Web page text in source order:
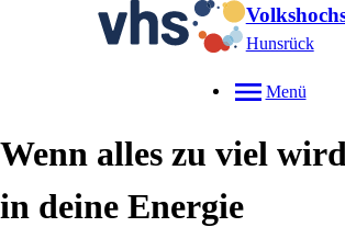
Hunsrück
Menü
Wenn alles zu viel
in deine Energie